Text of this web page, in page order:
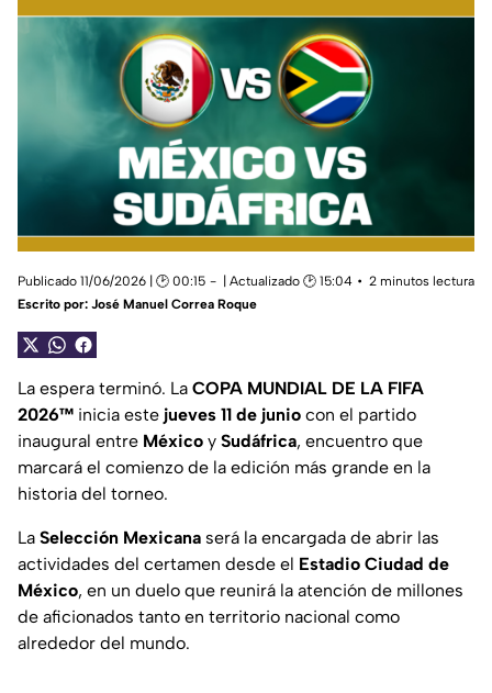
Publicado 11/06/2026 | 🕑 00:15 | Actualizado 🕑 15:04
2 minutos lectura
Escrito por: José Manuel Correa Roque
La espera terminó. La COPA MUNDIAL DE LA FIFA
2026™️ inicia este jueves 11 de junio con el partido
inaugural entre México y Sudáfrica, encuentro que
marcará el comienzo de la edición más grande en la
historia del torneo.
La Selección Mexicana será la encargada de abrir las
actividades del certamen desde el Estadio Ciudad de
México, en un duelo que reunirá la atención de millones
de aficionados tanto en territorio nacional como
alrededor del mundo.